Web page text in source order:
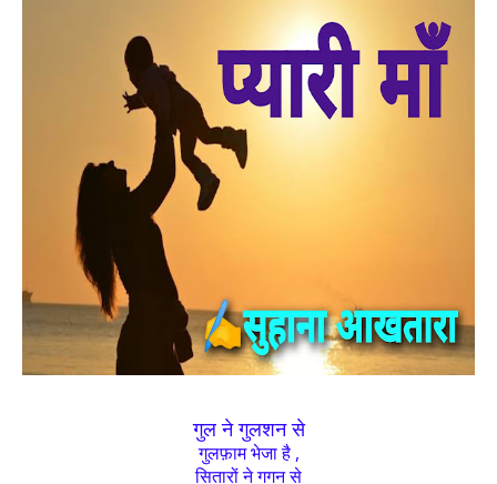
गुल ने गुलशन से
गुलफ़ाम भेजा है ,
सितारों ने गगन से